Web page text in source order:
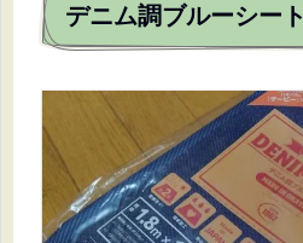
デニム調ブルーシート